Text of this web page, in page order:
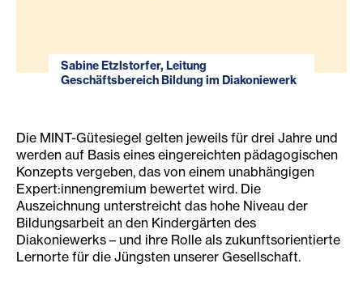
Sabine Etzlstorfer, Leitung
Geschäftsbereich Bildung im Diakoniewerk
Die MINT-Gütesiegel gelten jeweils für drei Jahre und
werden auf Basis eines eingereichten pädagogischen
Konzepts vergeben, das von einem unabhängigen
Expert:innengremium bewertet wird. Die
Auszeichnung unterstreicht das hohe Niveau der
Bildungsarbeit an den Kindergärten des
Diakoniewerks – und ihre Rolle als zukunftsorientierte
Lernorte für die Jüngsten unserer Gesellschaft.